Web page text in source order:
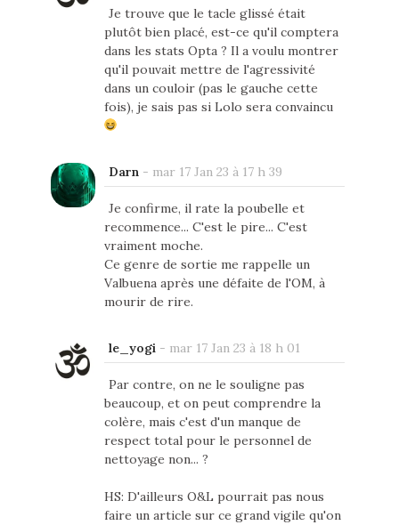
Je trouve que le tacle glissé était
plutôt bien placé, est-ce qu'il comptera
dans les stats Opta ? Il a voulu montrer
qu'il pouvait mettre de l'agressivité
dans un couloir (pas le gauche cette
fois), je sais pas si Lolo sera convaincu
Darn- mar 17 Jan 23 à 17 h 39
Je confirme, il rate la poubelle et
recommence... C'est le pire... C'est
vraiment moche.
Ce genre de sortie me rappelle un
Valbuena après une défaite de l'OM, à
mourir de rire.
le_yogi- mar 17 Jan 23 à 18 h 01
Par contre, on ne le souligne pas
beaucoup, et on peut comprendre la
colère, mais c'est d'un manque de
respect total pour le personnel de
nettoyage non... ?
HS: D'ailleurs O&L pourrait pas nous
faire un article sur ce grand vigile qu'on